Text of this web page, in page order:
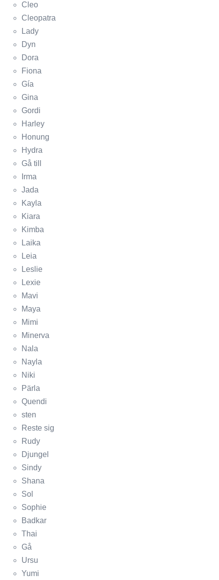
Cleo
Cleopatra
Lady
Dyn
Dora
Fiona
Gía
Gina
Gordi
Harley
Honung
Hydra
Gå till
Irma
Jada
Kayla
Kiara
Kimba
Laika
Leia
Leslie
Lexie
Mavi
Maya
Mimi
Minerva
Nala
Nayla
Niki
Pärla
Quendi
sten
Reste sig
Rudy
Djungel
Sindy
Shana
Sol
Sophie
Badkar
Thai
Gå
Ursu
Yumi